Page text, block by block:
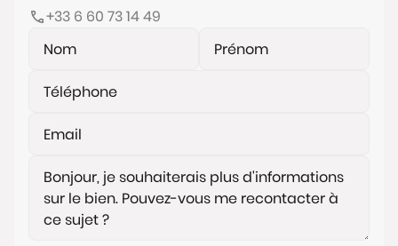
+33 6 60 73 14 49